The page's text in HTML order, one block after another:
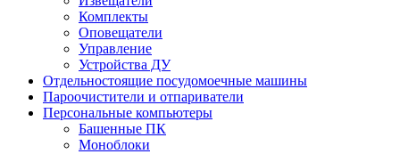
Комплекты
Оповещатели
Управление
Устройства ДУ
Отдельностоящие посудомоечные машины
Пароочистители и отпариватели
Персональные компьютеры
Башенные ПК
Моноблоки